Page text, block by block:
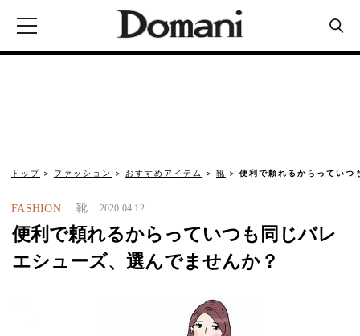
トップ ファッション おすすめアイテム 靴 便利で頼れるからってい
FASHION 靴 2020.04.12
便利で頼れるからっていつも同じバレ
エシューズ、選んでませんか？